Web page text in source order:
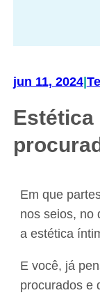
jun 11, 2024|
Em que
nos seios, no
a estética
E você, já
procurados e